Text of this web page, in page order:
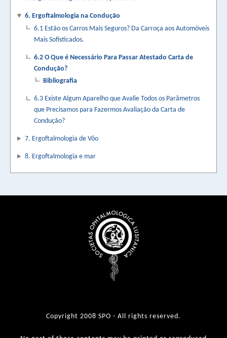
6. Ergoftalmologia na Condução
6.1 Estão os Carros Mais Seguros? Da Carroça aos Automóveis
Mais Sofisticados.
6.2 O Que é Necessário Para Passar Atestado Carta de
Condução?
Bibliografia
6.3 Existe Algum Aparelho que Avalie Todos os Parâmetros
que Precisamos para Fazermos Avaliação da Carta de
Condução?
7. Ergoftalmologia de Vôo
8. Ergoftalmologia e mar
Copyright 2008 SPO - All rights reserved.